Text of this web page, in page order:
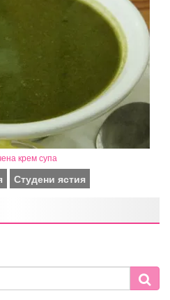
крем супа
Студени ястия